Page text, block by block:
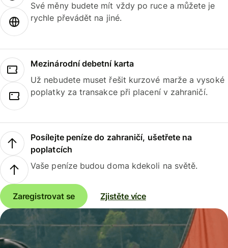
Své měny budete mít vždy po ruce a můžete je
rychle převádět na jiné.
Mezinárodní debetní karta
Už nebudete muset řešit kurzové marže a vysoké
poplatky za transakce při placení v zahraničí.
Posílejte peníze do zahraničí, ušetřete na
poplatcích
Vaše peníze budou doma kdekoli na světě.
Zaregistrovat se Zjistěte více